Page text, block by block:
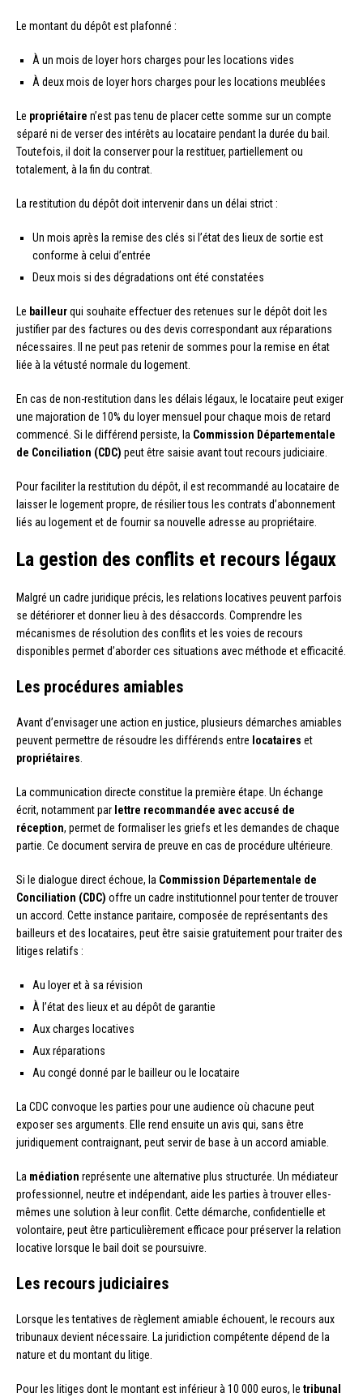
Le montant du dépôt est plafonné :
À un mois de loyer hors charges pour les locations vides
À deux mois de loyer hors charges pour les locations meublées
Le propriétaire n’est pas tenu de placer cette somme sur un compte
séparé ni de verser des intérêts au locataire pendant la durée du bail.
Toutefois, il doit la conserver pour la restituer, partiellement ou
totalement, à la fin du contrat.
La restitution du dépôt doit intervenir dans un délai strict :
Un mois après la remise des clés si l’état des lieux de sortie est
conforme à celui d’entrée
Deux mois si des dégradations ont été constatées
Le bailleurqui souhaite effectuer des retenues sur le dépôt doit les
justifier par des factures ou des devis correspondant aux réparations
nécessaires. Il ne peut pas retenir de sommes pour la remise en état
liée à la vétusté normale du logement.
En cas de non-restitution dans les délais légaux, le locataire peut exiger
une majoration de 10% du loyer mensuel pour chaque mois de retard
commencé. Si le différend persiste, la Commission Départementale
de Conciliation (CDC) peut être saisie avant tout recours judiciaire.
Pour faciliter la restitution du dépôt, il est recommandé au locataire de
laisser le logement propre, de résilier tous les contrats d’abonnement
liés au logement et de fournir sa nouvelle adresse au propriétaire.
La gestion des conflits et recours légaux
Malgré un cadre juridique précis, les relations locatives peuvent parfois
se détériorer et donner lieu à des désaccords. Comprendre les
mécanismes de résolution des conflits et les voies de recours
disponibles permet d’aborder ces situations avec méthode et efficacité.
Les procédures amiables
Avant d’envisager une action en justice, plusieurs démarches amiables
peuvent permettre de résoudre les différends entre locataires et
propriétaires.
La communication directe constitue la première étape. Un échange
écrit, notamment par lettre recommandée avec accusé de
réception, permet de formaliser les griefs et les demandes de chaque
partie. Ce document servira de preuve en cas de procédure ultérieure.
Si le dialogue direct échoue, la Commission Départementale de
Conciliation (CDC) offre un cadre institutionnel pour tenter de trouver
un accord. Cette instance paritaire, composée de représentants des
bailleurs et des locataires, peut être saisie gratuitement pour traiter des
litiges relatifs :
Au loyer et à sa révision
À l’état des lieux et au dépôt de garantie
Aux charges locatives
Aux réparations
Au congé donné par le bailleur ou le locataire
La CDC convoque les parties pour une audience où chacune peut
exposer ses arguments. Elle rend ensuite un avis qui, sans être
juridiquement contraignant, peut servir de base à un accord amiable.
La médiation représente une alternative plus structurée. Un médiateur
professionnel, neutre et indépendant, aide les parties à trouver elles-
mêmes une solution à leur conflit. Cette démarche, confidentielle et
volontaire, peut être particulièrement efficace pour préserver la relation
locative lorsque le bail doit se poursuivre.
Les recours judiciaires
Lorsque les tentatives de règlement amiable échouent, le recours aux
tribunaux devient nécessaire. La juridiction compétente dépend de la
nature et du montant du litige.
Pour les litiges dont le montant est inférieur à 10 000 euros, le tribunal